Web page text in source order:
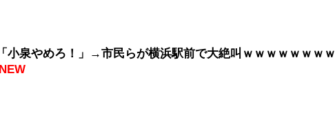
「小泉やめろ！」→市民らが横浜駅前で大絶叫ｗｗｗｗｗｗｗｗ
NEW